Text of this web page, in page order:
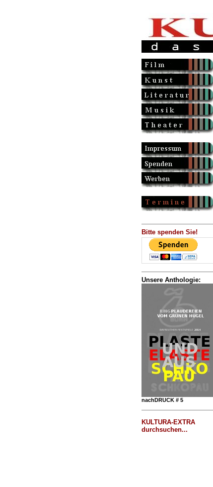
Bitte spenden Sie!
Unsere Anthologie:
nachDRUCK # 5
KULTURA-EXTRA
durchsuchen...